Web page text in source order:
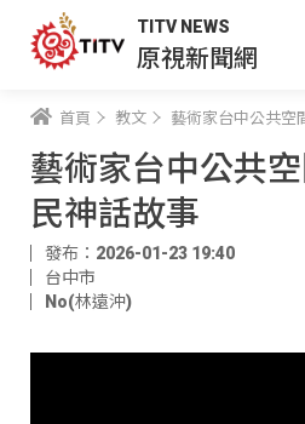
TITV NEWS
原視新聞網
首頁 教文 藝術家台中公共空
藝術家台中公共
民神話故事
發布：2026-01-23 19:40
台中市
No(林遠沖)